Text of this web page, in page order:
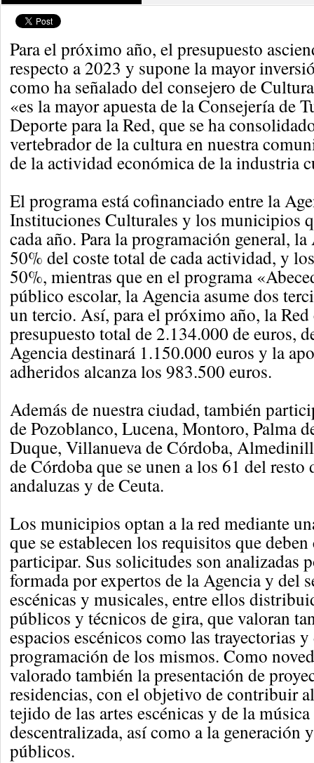
Para el próximo año, el presupuesto
respecto a 2023 y supone la mayor
como ha señalado del consejero de
«es la mayor apuesta de la Consejería de
Deporte para la Red, que se ha
vertebrador de la cultura en nuestra
de la actividad económica de la industria
El programa está cofinanciado entre la
Instituciones Culturales y los municipios
cada año. Para la programación general,
50% del coste total de cada actividad, y
50%, mientras que en el programa
público escolar, la Agencia asume dos
un tercio. Así, para el próximo año, la Red
presupuesto total de 2.134.000 de euros,
Agencia destinará 1.150.000 euros y la
adheridos alcanza los 983.500 euros.
Además de nuestra ciudad, también
de Pozoblanco, Lucena, Montoro, Palma
Duque, Villanueva de Córdoba,
de Córdoba que se unen a los 61 del resto
andaluzas y de Ceuta.
Los municipios optan a la red mediante
que se establecen los requisitos que
participar. Sus solicitudes son analizadas
formada por expertos de la Agencia y del
escénicas y musicales, entre ellos
públicos y técnicos de gira, que valoran
espacios escénicos como las trayectorias
programación de los mismos. Como
valorado también la presentación de
residencias, con el objetivo de contribuir
tejido de las artes escénicas y de la
descentralizada, así como a la generación
públicos.